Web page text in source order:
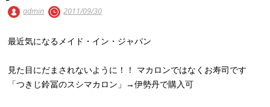
admin 2011/09/30
最近気になるメイド・イン・ジャパン
見た目にだまされないように！！ マカロンではなくお寿司です
「つきじ鈴冨のスシマカロン」→伊勢丹で購入可